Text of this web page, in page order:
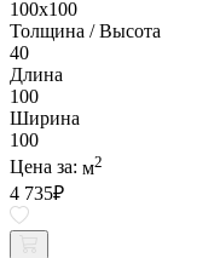
100х100
Толщина / Высота
40
Длина
100
Ширина
100
Цена за: м2
4 735₽